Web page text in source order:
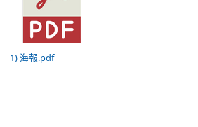
1) 海報.pdf